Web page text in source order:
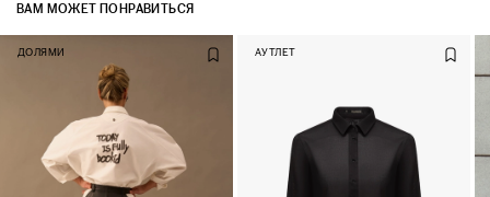
ВАМ МОЖЕТ ПОНРАВИТЬСЯ
ДОЛЯМИ АУТЛЕТ